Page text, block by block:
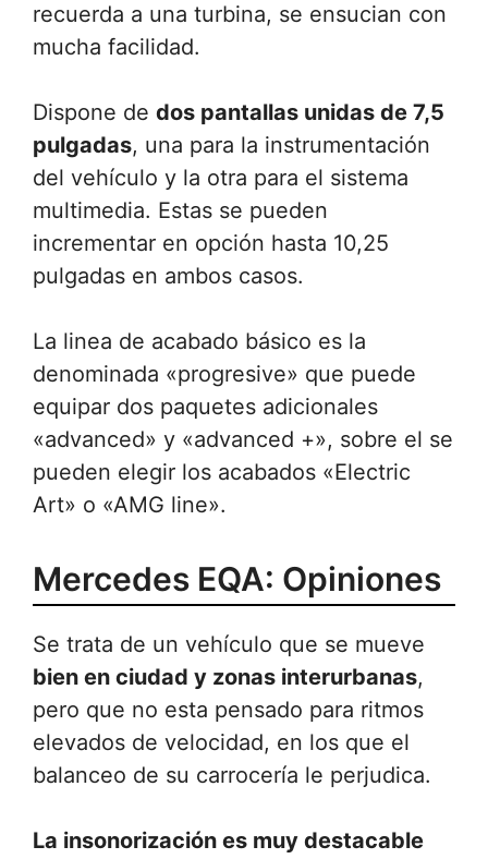
recuerda a una turbina, se ensucian con
mucha facilidad.
Dispone de dos pantallas unidas de 7,5
pulgadas, una para la instrumentación
del vehículo y la otra para el sistema
multimedia. Estas se pueden
incrementar en opción hasta 10,25
pulgadas en ambos casos.
La linea de acabado básico es la
denominada «progresive» que puede
equipar dos paquetes adicionales
«advanced» y «advanced +», sobre el se
pueden elegir los acabados «Electric
Art» o «AMG line».
Mercedes EQA: Opiniones
Se trata de un vehículo que se mueve
bien en ciudad y zonas interurbanas,
pero que no esta pensado para ritmos
elevados de velocidad, en los que el
balanceo de su carrocería le perjudica.
La insonorización es muy destacable